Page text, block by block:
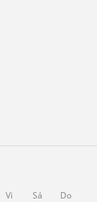
Vi Sá Do